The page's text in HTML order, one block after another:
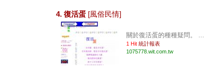
4. 復活蛋 [風俗民情]
關於復活蛋的種種疑問。 ...
1 Hit 統計報表
1075778.wit.com.tw